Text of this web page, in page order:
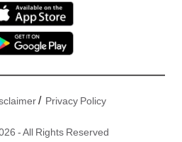
/ Privacy Policy
- All Rights Reserved